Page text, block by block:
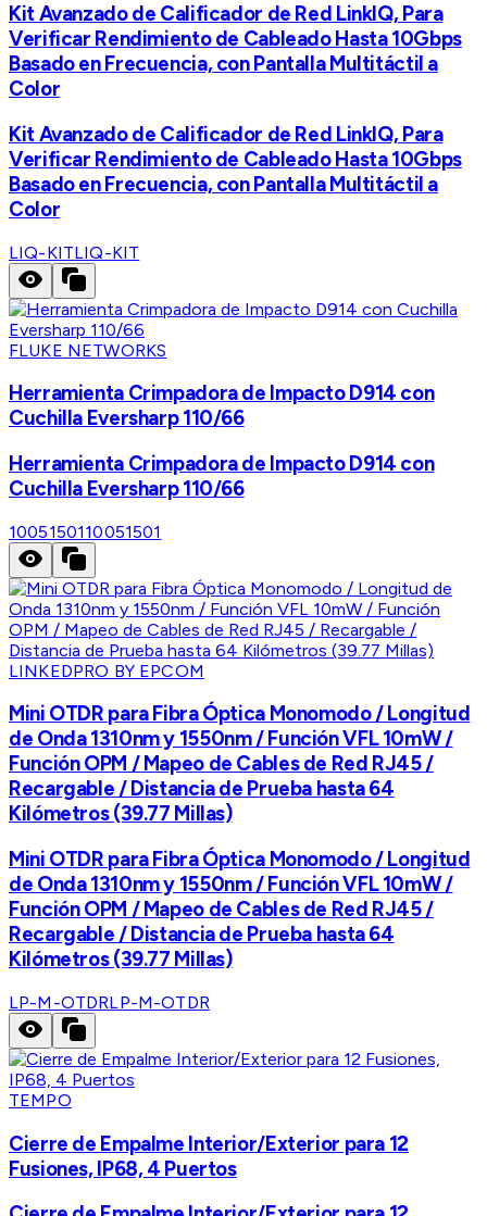
Kit Avanzado de Calificador de Red LinkIQ, Para
Verificar Rendimiento de Cableado Hasta 10Gbps
Basado en Frecuencia, con Pantalla Multitáctil a
Color
Kit Avanzado de Calificador de Red LinkIQ, Para
Verificar Rendimiento de Cableado Hasta 10Gbps
Basado en Frecuencia, con Pantalla Multitáctil a
Color
LIQ-KITLIQ-KIT
FLUKE NETWORKS
Herramienta Crimpadora de Impacto D914 con
Cuchilla Eversharp 110/66
Herramienta Crimpadora de Impacto D914 con
Cuchilla Eversharp 110/66
1005150110051501
LINKEDPRO BY EPCOM
Mini OTDR para Fibra Óptica Monomodo / Longitud
de Onda 1310nm y 1550nm / Función VFL 10mW /
Función OPM / Mapeo de Cables de Red RJ45 /
Recargable / Distancia de Prueba hasta 64
Kilómetros (39.77 Millas)
Mini OTDR para Fibra Óptica Monomodo / Longitud
de Onda 1310nm y 1550nm / Función VFL 10mW /
Función OPM / Mapeo de Cables de Red RJ45 /
Recargable / Distancia de Prueba hasta 64
Kilómetros (39.77 Millas)
LP-M-OTDRLP-M-OTDR
TEMPO
Cierre de Empalme Interior/Exterior para 12
Fusiones, IP68, 4 Puertos